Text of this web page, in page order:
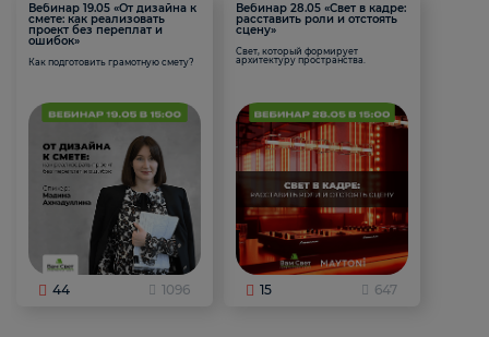
Вебинар 19.05 «От дизайна к
смете: как реализовать
проект без переплат и
ошибок»
Как подготовить грамотную смету?
44 1096
Вебинар 28.05 «Свет в кадре:
расставить роли и отстоять
сцену»
Свет, который формирует
архитектуру пространства.
15 647